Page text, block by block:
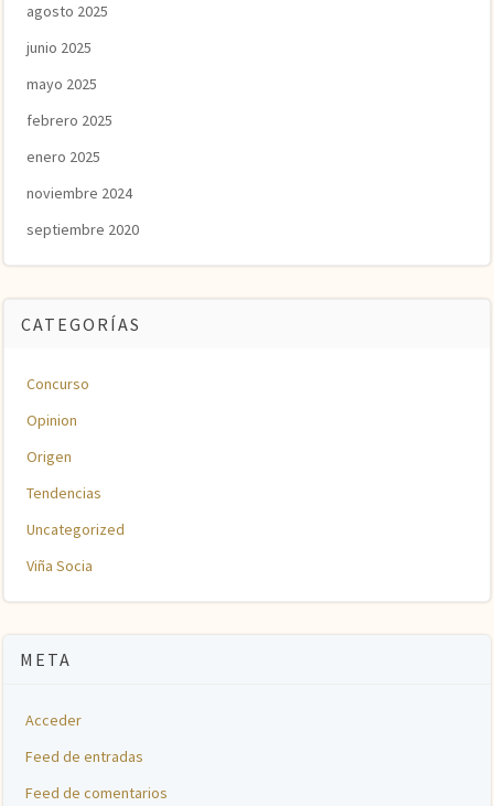
agosto 2025
junio 2025
mayo 2025
febrero 2025
enero 2025
noviembre 2024
septiembre 2020
CATEGORÍAS
Concurso
Opinion
Origen
Tendencias
Uncategorized
Viña Socia
META
Acceder
Feed de entradas
Feed de comentarios